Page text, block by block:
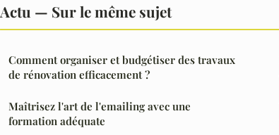
Actu — Sur le même sujet
Comment organiser et budgétiser des travaux
de rénovation efficacement ?
Maîtrisez l'art de l'emailing avec une
formation adéquate